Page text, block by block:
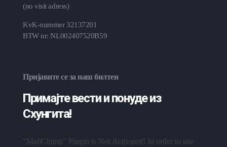
(no visit adress)
KvK-nummer 32137201
BTW nr: NL002407520B59
Пријавите се за наш билтен
Примајте вести и понуде из
Схунгита!
"MailChimp" Plugin is Not Activated! In order to use